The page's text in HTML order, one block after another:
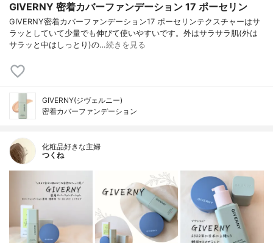
2-ヘキサンジオール、香料、黄色酸化鉄、
赤色酸化鉄、黒酸化鉄
GIVERNY 密着カバーファンデーション 17 ポーセリン
GIVERNY密着カバーファンデーション17 ポーセリンテクスチャーはサ
ラッとしていて少量でも伸びて使いやすいです。外はサラサラ肌(外は
サラッと中はしっとり)の…続きを見る
GIVERNY(ジヴェルニー)
密着カバーファンデーション
化粧品好きな主婦
つくね